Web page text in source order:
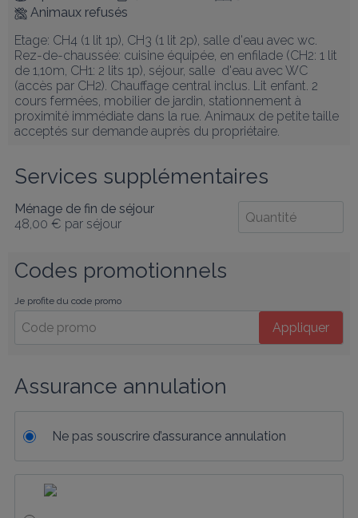
Animaux refusés
Etage: CH4 (1 lit 1p), CH3 (1 lit 2p), salle d'eau avec wc.
Rez-de-chaussée: cuisine équipée, en enfilade (CH2: 1 lit
de 1,10m, CH1: 2 lits 1p), séjour, salle  d'eau avec WC
(accès par CH2). Chauffage central inclus. Lit enfant. 2
cours fermées, mobilier de jardin, stationnement à
proximité immédiate dans la rue. Animaux de petite taille
acceptés sur demande auprès du propriétaire.
Services supplémentaires
Ménage de fin de séjour
48,00 € par séjour
Codes promotionnels
Je profite du code promo
Appliquer
Assurance annulation
Ne pas souscrire d’assurance annulation